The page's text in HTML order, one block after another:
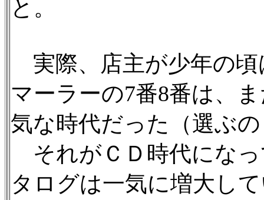
と。
実際、店主が少年の頃
マーラーの7番8番は、
気な時代だった（選ぶ
それがＣＤ時代にな
タログは一気に増大し